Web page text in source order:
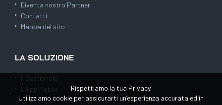
Diventa nostro Partner
Contatti
Mappa del sito
LA SOLUZIONE
Il Gestionale
L'App Mobile
Rispettiamo la tua Privacy.
Utilizziamo cookie per assicurarti un’esperienza accurata ed in